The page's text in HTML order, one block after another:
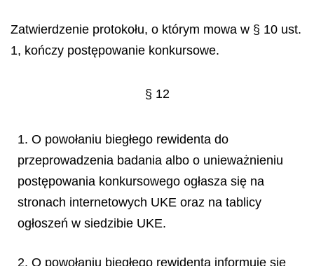
Zatwierdzenie protokołu, o którym mowa w § 10 ust.
1, kończy postępowanie konkursowe.
§ 12
1. O powołaniu biegłego rewidenta do
przeprowadzenia badania albo o unieważnieniu
postępowania konkursowego ogłasza się na
stronach internetowych UKE oraz na tablicy
ogłoszeń w siedzibie UKE.
2. O powołaniu biegłego rewidenta informuje się